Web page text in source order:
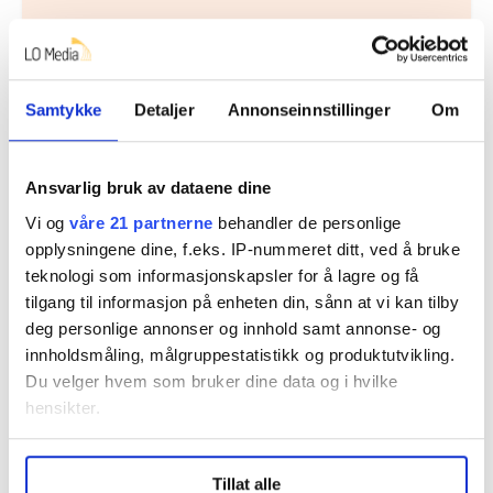
Samtykke Detaljer Annonseinnstillinger Om
Ansvarlig bruk av dataene dine
Vi og våre 21 partnerne behandler de personlige
opplysningene dine, f.eks. IP-nummeret ditt, ved å bruke
teknologi som informasjonskapsler for å lagre og få
tilgang til informasjon på enheten din, sånn at vi kan tilby
deg personlige annonser og innhold samt annonse- og
innholdsmåling, målgruppestatistikk og produktutvikling.
Du velger hvem som bruker dine data og i hvilke
hensikter.
Undermer infokan du lese om hvordan dine personlige
data behandles og hvordan du kan velge hvordan de skal
Tillat alle
Regionleder Region Indre Øst
Fellesforbundet
Moelv